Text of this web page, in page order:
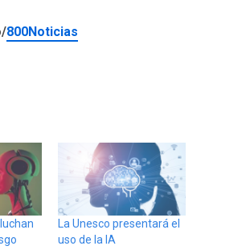
800Noticias
La Unesco presentará el
uso de la IA